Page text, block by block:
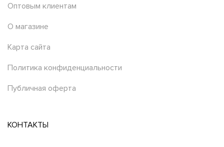
Оптовым клиентам
О магазине
Карта сайта
Политика конфиденциальности
Публичная оферта
КОНТАКТЫ